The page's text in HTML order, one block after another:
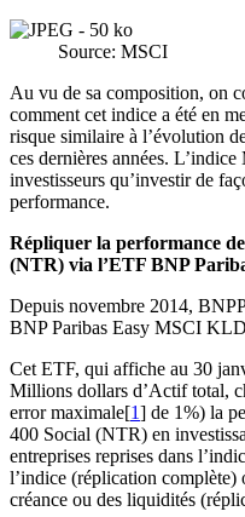
Source: MSCI
Au vu de sa composition, on
comment cet indice a été en
risque similaire à l’évolution
ces dernières années.
investisseurs qu’investir de
performance.
Répliquer la performance
(NTR) via l’ETF BNP
Depuis novembre 2014,
BNP Paribas Easy MSCI
Cet ETF, qui affiche au 30
Millions dollars d’Actif total,
error maximale[1] de 1%) la
400 Social (NTR) en
entreprises reprises dans
l’indice (réplication complète)
créance ou des liquidités